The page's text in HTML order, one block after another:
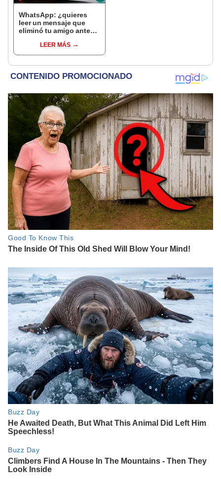
WhatsApp: ¿quieres
leer un mensaje que
eliminó tu amigo antes
secreto’ te ayudará
[FOTOS]
LEER MÁS